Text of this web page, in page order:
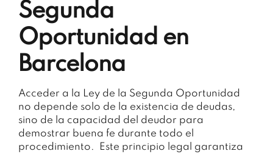
Segunda
Oportunidad en
Barcelona
Acceder a la Ley de la Segunda Oportunidad
no depende solo de la existencia de deudas,
sino de la capacidad del deudor para
demostrar buena fe durante todo el
procedimiento. Este principio legal garantiza